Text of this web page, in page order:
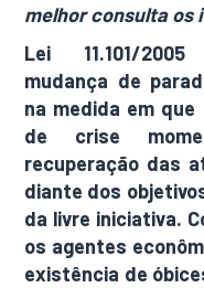
melhor consulta os
Lei 11.101/
mudança de
na medida em
de crise
recuperação das
diante dos
da livre iniciativa.
os agentes
existência de